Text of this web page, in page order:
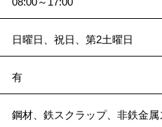
日曜日、祝日、第2土曜日
有
鋼材、鉄スクラップ、非鉄金